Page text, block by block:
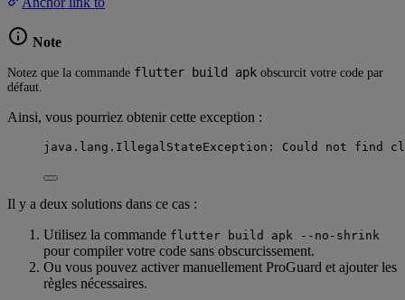
Note
Notez que la commande flutter build apk obscurcit votre code par
défaut.
Ainsi, vous pourriez obtenir cette exception :
java . lang . IllegalStateException : Could not find
Il y a deux solutions dans ce cas :
Utilisez la commande flutter build apk --no-shrink
pour compiler votre code sans obscurcissement.
Ou vous pouvez activer manuellement ProGuard et ajouter les
règles nécessaires.